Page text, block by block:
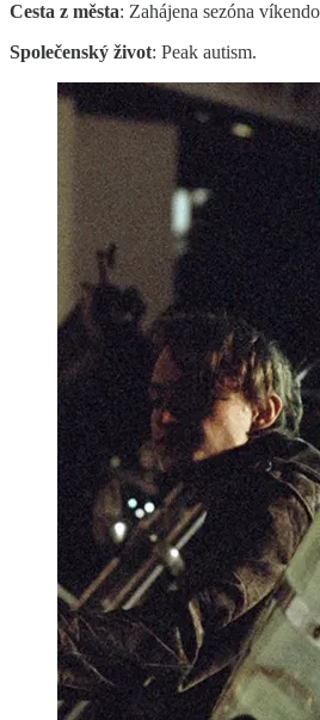
Cesta z města: Zahájena sezóna
Společenský život: Peak autism.